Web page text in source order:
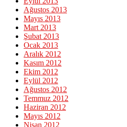
Ağustos 2013
Mayıs 2013
Mart 2013
Şubat 2013
Ocak 2013
Aralık 2012
Kasım 2012
Ekim 2012
Eylül 2012
Ağustos 2012
Temmuz 2012
Haziran 2012
Mayıs 2012
Nisan 2012